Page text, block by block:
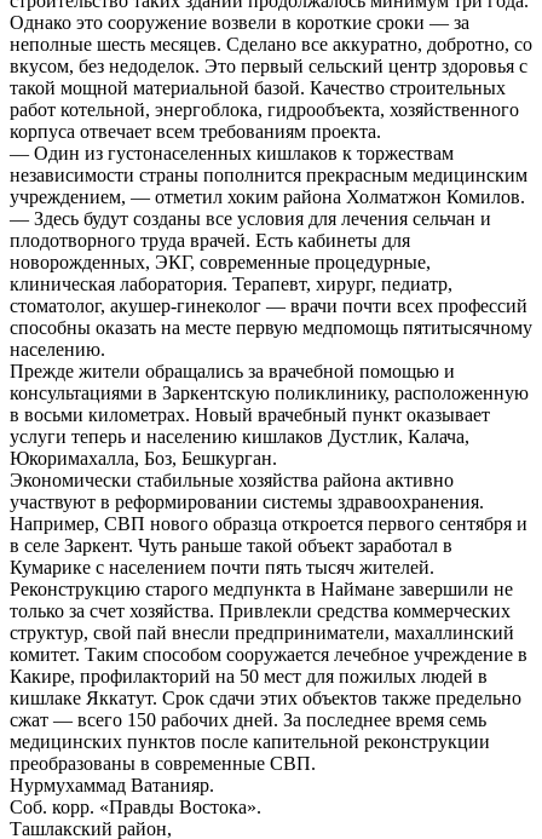
Однако это сооружение возвели в короткие сроки — за
неполные шесть месяцев. Сделано все аккуратно, добротно, со
вкусом, без недоделок. Это первый сельский центр здоровья с
такой мощной материальной базой. Качество строительных
работ котельной, энергоблока, гидрообъекта, хозяйственного
корпуса отвечает всем требованиям проекта.
— Один из густонаселенных кишлаков к торжествам
независимости страны пополнится прекрасным медицинским
учреждением, — отметил хоким района Холматжон Комилов.
— Здесь будут созданы все условия для лечения сельчан и
плодотворного труда врачей. Есть кабинеты для
новорожденных, ЭКГ, современные процедурные,
клиническая лаборатория. Терапевт, хирург, педиатр,
стоматолог, акушер-гинеколог — врачи почти всех профессий
способны оказать на месте первую медпомощь пятитысячному
населению.
Прежде жители обращались за врачебной помощью и
консультациями в Заркентскую поликлинику, расположенную
в восьми километрах. Новый врачебный пункт оказывает
услуги теперь и населению кишлаков Дустлик, Калача,
Юкоримахалла, Боз, Бешкурган.
Экономически стабильные хозяйства района активно
участвуют в реформировании системы здравоохранения.
Например, СВП нового образца откроется первого сентября и
в селе Заркент. Чуть раньше такой объект заработал в
Кумарике с населением почти пять тысяч жителей.
Реконструкцию старого медпункта в Наймане завершили не
только за счет хозяйства. Привлекли средства коммерческих
структур, свой пай внесли предприниматели, махаллинский
комитет. Таким способом сооружается лечебное учреждение в
Какире, профилакторий на 50 мест для пожилых людей в
кишлаке Яккатут. Срок сдачи этих объектов также предельно
сжат — всего 150 рабочих дней. За последнее время семь
медицинских пунктов после капительной реконструкции
преобразованы в современные СВП.
Нурмухаммад Ватанияр.
Соб. корр. «Правды Востока».
Ташлакский район,